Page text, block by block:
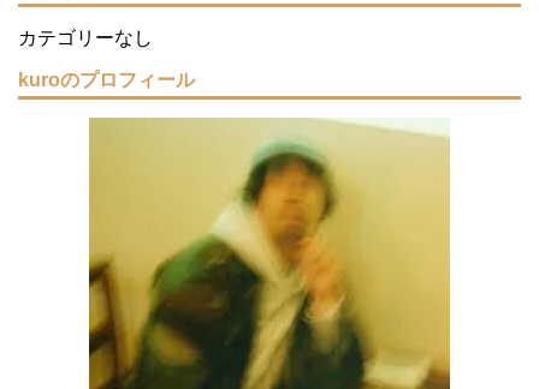
カテゴリーなし
kuroのプロフィール